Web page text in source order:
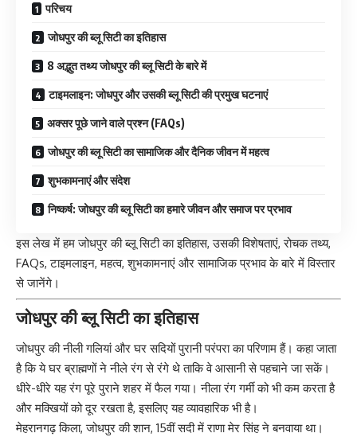
परिचय
जोधपुर की ब्लू सिटी का इतिहास
8 अद्भुत तथ्य जोधपुर की ब्लू सिटी के बारे में
टाइमलाइन: जोधपुर और उसकी ब्लू सिटी की प्रमुख घटनाएं
अक्सर पूछे जाने वाले प्रश्न (FAQs)
जोधपुर की ब्लू सिटी का सामाजिक और दैनिक जीवन में महत्व
शुभकामनाएं और संदेश
निष्कर्ष: जोधपुर की ब्लू सिटी का हमारे जीवन और समाज पर प्रभाव
इस लेख में हम जोधपुर की ब्लू सिटी का इतिहास, उसकी विशेषताएं, रोचक तथ्य,
FAQs, टाइमलाइन, महत्व, शुभकामनाएं और सामाजिक प्रभाव के बारे में विस्तार
से जानेंगे।
जोधपुर की ब्लू सिटी का इतिहास
जोधपुर की नीली गलियां और घर सदियों पुरानी परंपरा का परिणाम हैं। कहा जाता
है कि ये घर ब्राह्मणों ने नीले रंग से रंगे थे ताकि वे आसानी से पहचाने जा सकें।
धीरे-धीरे यह रंग पूरे पुराने शहर में फैल गया। नीला रंग गर्मी को भी कम करता है
और मक्खियों को दूर रखता है, इसलिए यह व्यावहारिक भी है।
मेहरानगढ़ किला, जोधपुर की शान, 15वीं सदी में राणा मेर सिंह ने बनवाया था।